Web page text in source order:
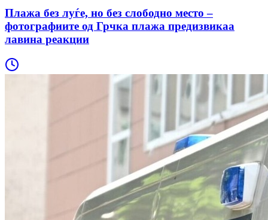
Плажа без луѓе, но без слободно место –
фотографиите од Грчка плажа предизвикаа
лавина реакции